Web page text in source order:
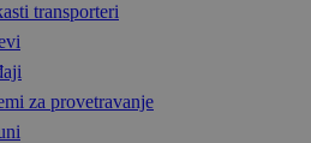
transporteri
za provetravanje